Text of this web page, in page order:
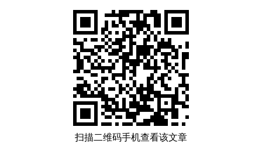
扫描二维码手机查看该文章